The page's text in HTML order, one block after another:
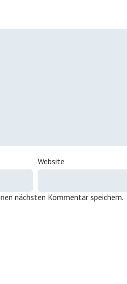
Website
nächsten Kommentar speichern.